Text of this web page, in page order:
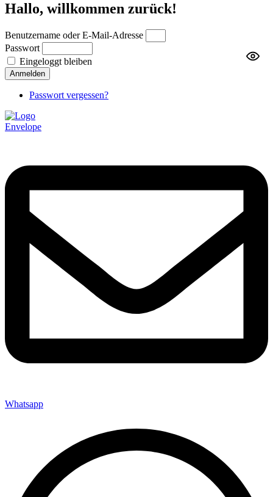
Hallo, willkommen zurück!
Benutzername oder E-Mail-Adresse
Passwort
Eingeloggt bleiben
Anmelden
Passwort vergessen?
Envelope
Whatsapp